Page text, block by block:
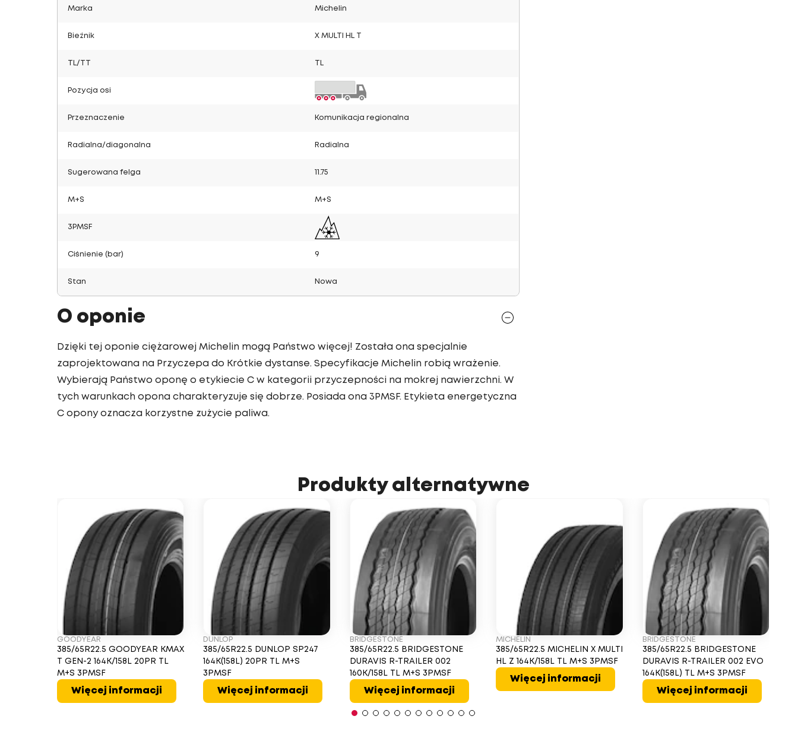
Marka Michelin
Bieżnik X MULTI HL T
TL/TT
Pozycja osi
Przeznaczenie Komunikacja regionalna
Radialna/diagonalna Radialna
Sugerowana felga 11.75
M+S M+S
3PMSF
Ciśnienie (bar) 9
Stan Nowa
O oponie
Dzięki tej oponie ciężarowej Michelin mogą Państwo więcej! Została ona specjalnie
zaprojektowana na Przyczepa do Krótkie dystanse. Specyfikacje Michelin robią wrażenie.
Wybierają Państwo oponę o etykiecie C w kategorii przyczepności na mokrej nawierzchni. W
tych warunkach opona charakteryzuje się dobrze. Posiada ona 3PMSF. Etykieta energetyczna
C opony oznacza korzystne zużycie paliwa.
Produkty alternatywne
GOODYEAR
385/65R22.5 GOODYEAR KMAX
T GEN-2 164K/158L 20PR TL
M+S 3PMSF
Więcej informacji
DUNLOP
385/65R22.5 DUNLOP SP247
164K(158L) 20PR TL M+S
3PMSF
Więcej informacji
BRIDGESTONE
385/65R22.5 BRIDGESTONE
DURAVIS R-TRAILER 002
160K/158L TL M+S 3PMSF
Więcej informacji
MICHELIN
385/65R22.5 MICHELIN X MULTI
HL Z 164K/158L TL M+S 3PMSF
Więcej informacji
BRIDGESTONE
385/65R22.5 BRIDGESTONE
DURAVIS R-TRAILER 002 EVO
164K(158L) TL M+S 3PMSF
Więcej informacji